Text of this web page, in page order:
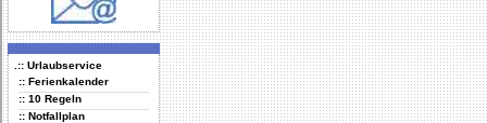
.:: Urlaubservice
:: Ferienkalender
:: 10 Regeln
:: Notfallplan